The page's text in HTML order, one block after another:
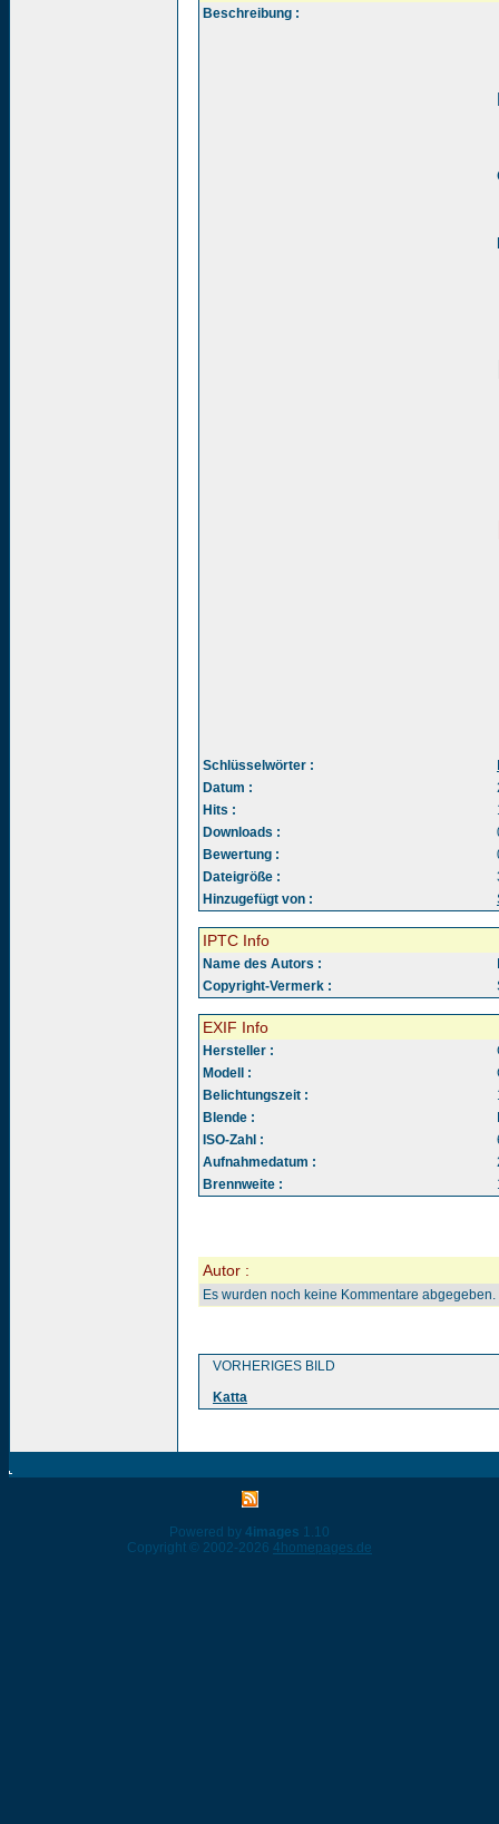
Beschreibung :
Schlüsselwörter :
Datum :
Hits :
Downloads :
Bewertung :
Dateigröße :
Hinzugefügt von :
IPTC Info
Name des Autors :
Copyright-Vermerk :
EXIF Info
Hersteller :
Modell :
Belichtungszeit :
Blende :
ISO-Zahl :
Aufnahmedatum :
Brennweite :
Autor :
Es wurden noch keine Kommentare abgegeben.
VORHERIGES BILD
Katta
Powered by 4images 1.10
Copyright © 2002-2026 4homepages.de